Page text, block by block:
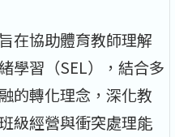
在協助體育教師理解
學習（SEL），結合多
的轉化理念，深化教
級經營與衝突處理能